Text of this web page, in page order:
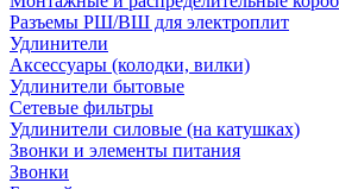
Разъемы РШ/ВШ для электроплит
Удлинители
Аксессуары (колодки, вилки)
Удлинители бытовые
Сетевые фильтры
Удлинители силовые (на катушках)
Звонки и элементы питания
Звонки